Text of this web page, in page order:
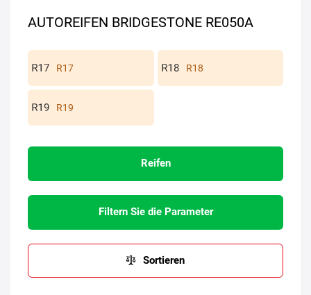
AUTOREIFEN BRIDGESTONE RE050A
R17 R18
R19
Reifen
Filtern Sie die Parameter
Sortieren